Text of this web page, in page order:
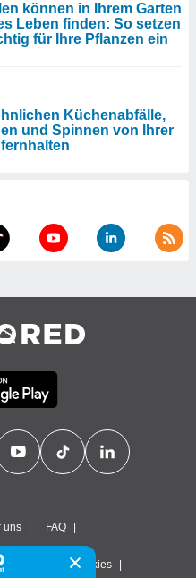
können in Ihrem Garten
Leben finden: So setzen
für Ihre Pflanzen ein
Küchenabfälle,
und Spinnen von Ihrer
uns FAQ
Cookies